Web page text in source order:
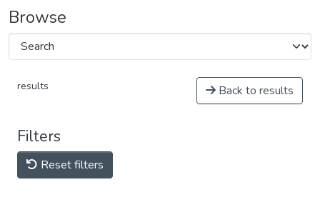
Browse
results Back to results
Filters
Reset filters